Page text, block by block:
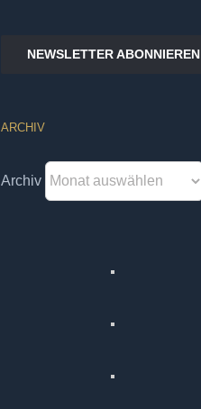
NEWSLETTER ABONNIEREN
ARCHIV
Archiv